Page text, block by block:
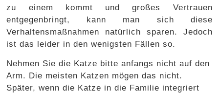
zu einem kommt und großes Vertrauen
entgegenbringt, kann man sich diese
Verhaltensmaßnahmen natürlich sparen. Jedoch
ist das leider in den wenigsten Fällen so.
Nehmen Sie die Katze bitte anfangs nicht auf den
Arm. Die meisten Katzen mögen das nicht.
Später, wenn die Katze in die Familie integriert